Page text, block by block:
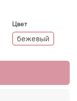
Цвет
бежевый